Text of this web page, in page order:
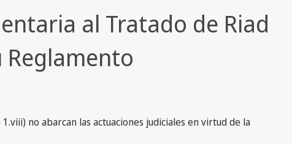
al Tratado de Riad
Reglamento
no abarcan las actuaciones judiciales en virtud de la